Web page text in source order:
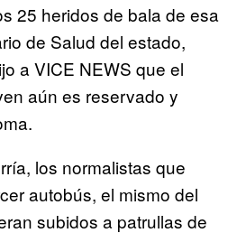
25 heridos de bala de esa
de Salud del estado,
a VICE NEWS que el
aún es reservado y
los normalistas que
autobús, el mismo del
subidos a patrullas de